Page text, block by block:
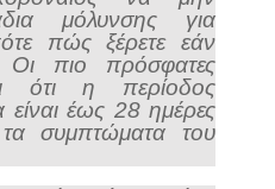
μόλυνσης για
πώς ξέρετε εάν
Οι πιο πρόσφατες
ότι η περίοδος
έως 28 ημέρες
συμπτώματα του